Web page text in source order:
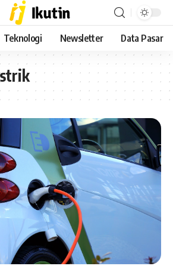
Teknologi Newsletter Data Pasar